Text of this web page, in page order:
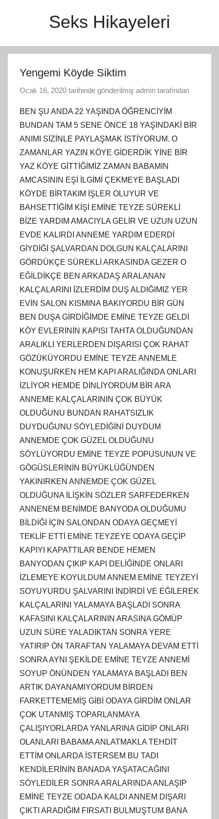
Seks Hikayeleri
Yengemi Köyde Siktim
Ocak 16, 2020 tarihinde gönderilmiş admin tarafından
BEN ŞU ANDA 22 YAŞINDA ÖĞRENCİYİM
BUNDAN TAM 5 SENE ÖNCE 18 YAŞINDAKİ BİR
ANIMI SİZİNLE PAYLAŞMAK İSTİYORUM. O
ZAMANLAR YAZIN KÖYE GİDERDİK YİNE BİR
YAZ KÖYE GİTTİĞİMİZ ZAMAN BABAMIN
AMCASININ EŞİ İLGİMİ ÇEKMEYE BAŞLADI
KÖYDE BİRTAKIM İŞLER OLUYUR VE
BAHSETTİĞİM KİŞİ EMİNE TEYZE SÜREKLİ
BİZE YARDIM AMACIYLA GELİR VE UZUN UZUN
EVDE KALIRDI ANNEME YARDIM EDERDİ
GİYDİĞİ ŞALVARDAN DOLGUN KALÇALARINI
GÖRDÜKÇE SÜREKLİ ARKASINDA GEZER O
EĞİLDİKÇE BEN ARKADAŞ ARALANAN
KALÇALARINI İZLERDİM DUŞ ALDIĞIMIZ YER
EVİN SALON KISMINA BAKIYORDU BİR GÜN
BEN DUŞA GİRDİĞİMDE EMİNE TEYZE GELDİ
KÖY EVLERİNİN KAPISI TAHTA OLDUĞUNDAN
ARALIKLI YERLERDEN DIŞARISI ÇOK RAHAT
GÖZÜKÜYORDU EMİNE TEYZE ANNEMLE
KONUŞURKEN HEM KAPI ARALIĞINDA ONLARI
İZLİYOR HEMDE DİNLİYORDUM BİR ARA
ANNEME KALÇALARININ ÇOK BÜYÜK
OLDUĞUNU BUNDAN RAHATSIZLIK
DUYDUĞUNU SÖYLEDİĞİNİ DUYDUM
ANNEMDE ÇOK GÜZEL OLDUĞUNU
SÖYLÜYORDU EMİNE TEYZE POPUSUNUN VE
GÖGÜSLERİNİN BÜYÜKLÜĞÜNDEN
YAKINIRKEN ANNEMDE ÇOK GÜZEL
OLDUĞUNA İLİŞKİN SÖZLER SARFEDERKEN
ANNENEM BENİMDE BANYODA OLDUĞUMU
BİLDİĞİ İÇİN SALONDAN ODAYA GEÇMEYİ
TEKLİF ETTİ EMİNE TEYZEYE ODAYA GEÇİP
KAPIYI KAPATTILAR BENDE HEMEN
BANYODAN ÇIKIP KAPI DELİĞİNDE ONLARI
İZLEMEYE KOYULDUM ANNEM EMİNE TEYZEYİ
SOYUYURDU ŞALVARINI İNDİRDİ VE EĞİLEREK
KALÇALARINI YALAMAYA BAŞLADI SONRA
KAFASINI KALÇALARININ ARASINA GÖMÜP
UZUN SÜRE YALADIKTAN SONRA YERE
YATIRIP ÖN TARAFTAN YALAMAYA DEVAM ETTİ
SONRA AYNI ŞEKİLDE EMİNE TEYZE ANNEMİ
SOYUP ÖNÜNDEN YALAMAYA BAŞLADI BEN
ARTIK DAYANAMIYORDUM BİRDEN
FARKETTEMEMİŞ GİBİ ODAYA GİRDİM ONLAR
ÇOK UTANMIŞ TOPARLANMAYA
ÇALIŞIYORLARDA YANLARINA GİDİP ONLARI
OLANLARI BABAMA ANLATMAKLA TEHDİT
ETTİM ONLARDA İSTERSEM BU TADI
KENDİLERİNİN BANADA YAŞATACAĞINI
SÖYLEDİLER SONRA ARALARINDA ANLAŞIP
EMİNE TEYZE ODADA KALDI ANNEM DIŞARI
ÇIKTI ARADIĞIM FIRSATI BULMUŞTUM BANA